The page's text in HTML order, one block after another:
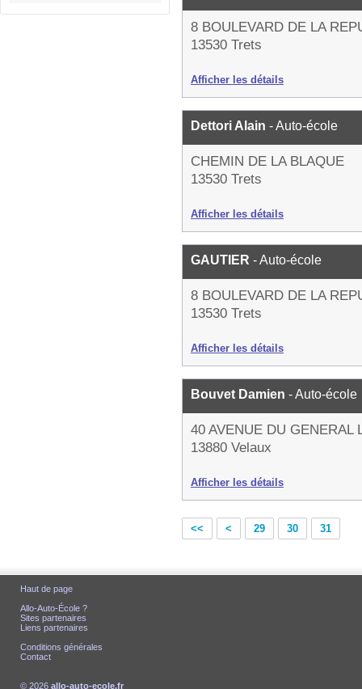
8 BOULEVARD DE LA
13530 Trets
Afficher les détails
Dettori Alain - Auto-école
CHEMIN DE LA BLAQUE
13530 Trets
Afficher les détails
GAUTIER - Auto-école
8 BOULEVARD DE LA
13530 Trets
Afficher les détails
Bouvet Damien - Auto-école
40 AVENUE DU GENERAL
13880 Velaux
Afficher les détails
<< < 29 30 31
Haut de page
Allo-Auto-École ?
Sites partenaires
Liens partenaires
Conditions générales
Contact
© 2026 allo-auto-ecole.fr